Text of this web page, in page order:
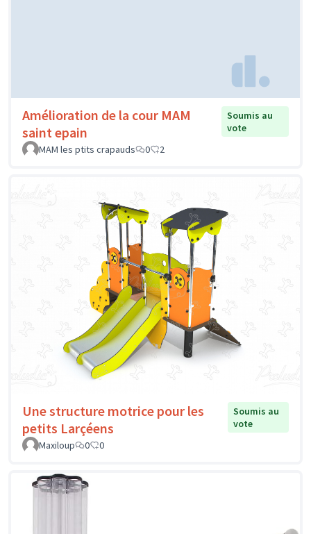
Amélioration de la cour MAM
saint epain
Soumis au
vote
MAM les ptits crapauds
0 2
Une structure motrice pour les
petits Larçéens
Soumis au
vote
Maxiloup
0 0